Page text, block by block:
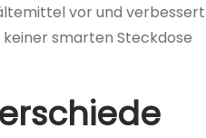
vor und
smarten Steckdose